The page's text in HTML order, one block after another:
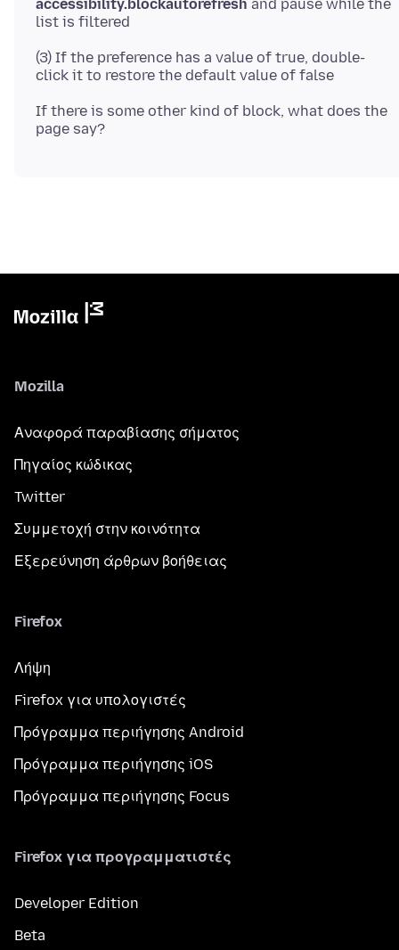
accessibility.blockautorefresh and pause while the
(3) If the preference has a value of true, double-
If there is some other kind of block, what does the
Mozilla
Αναφορά παραβίασης σήματος
Πηγαίος κώδικας
Twitter
Συμμετοχή στην κοινότητα
Εξερεύνηση άρθρων βοήθειας
Firefox
Λήψη
Firefox για υπολογιστές
Πρόγραμμα περιήγησης Android
Πρόγραμμα περιήγησης iOS
Πρόγραμμα περιήγησης Focus
Firefox για προγραμματιστές
Developer Edition
Beta